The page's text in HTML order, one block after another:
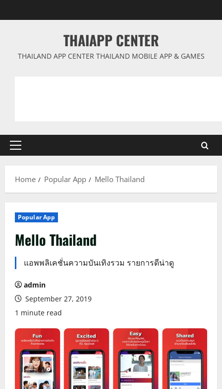
to
THAIAPP CENTER
THAILAND APP CENTER THAILAND MOBILE APP & GAMES
Primary
Home
Popular App Mello Thailand
Popular App
Mello Thailand
แอพพลิเคชั่นความบันเทิงรวม รายการดีน่าดู
admin
September 27, 2019
1 minute read